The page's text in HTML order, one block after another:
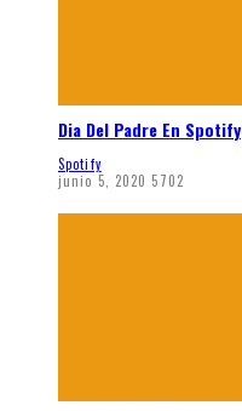
Dia Del Padre En Spotify
Spotify
junio 5, 2020 5702